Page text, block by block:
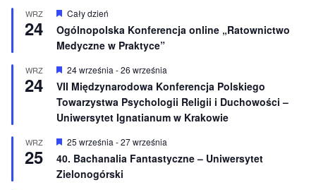
WRZ
24
W
r
ó
n
i
o
n
e
Cały dzień
Ogólnopolska Konferencja online „Ratownictwo
Medyczne w Praktyce”
WRZ
24
W
y
r
ó
ż
n
i
o
n
e
24 września -26 września
VII Międzynarodowa Konferencja Polskiego
Towarzystwa Psychologii Religii i Duchowości –
Uniwersytet Ignatianum w Krakowie
WRZ
25
W
r
ó
25 września -27 września
40. Bachanalia Fantastyczne – Uniwersytet
Zielonogórski